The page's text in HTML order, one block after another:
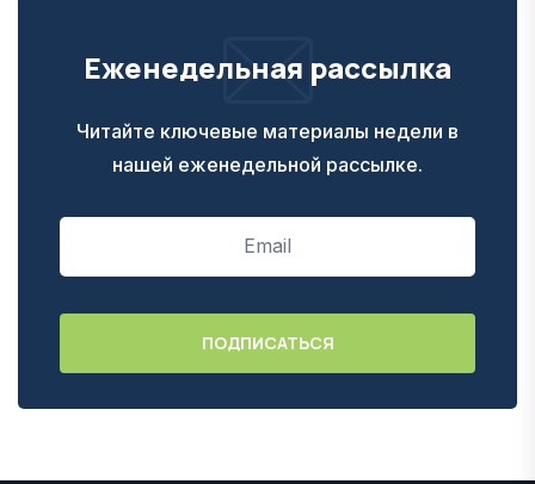
Еженедельная рассылка
Читайте ключевые материалы недели в
нашей еженедельной рассылке.